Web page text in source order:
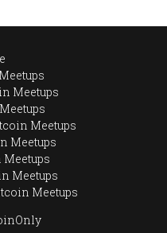
Meetups
Meetups
Meetups
Meetups
Meetups